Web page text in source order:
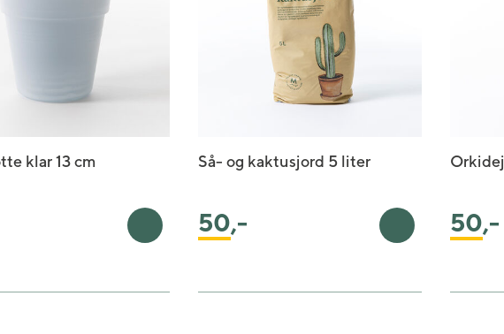
klar 13 cm
Legg i handlekurv
Så- og kaktusjord 5 liter
50,- Legg i 50,-